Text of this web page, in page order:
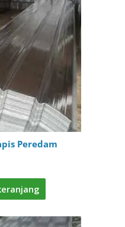
Peredam